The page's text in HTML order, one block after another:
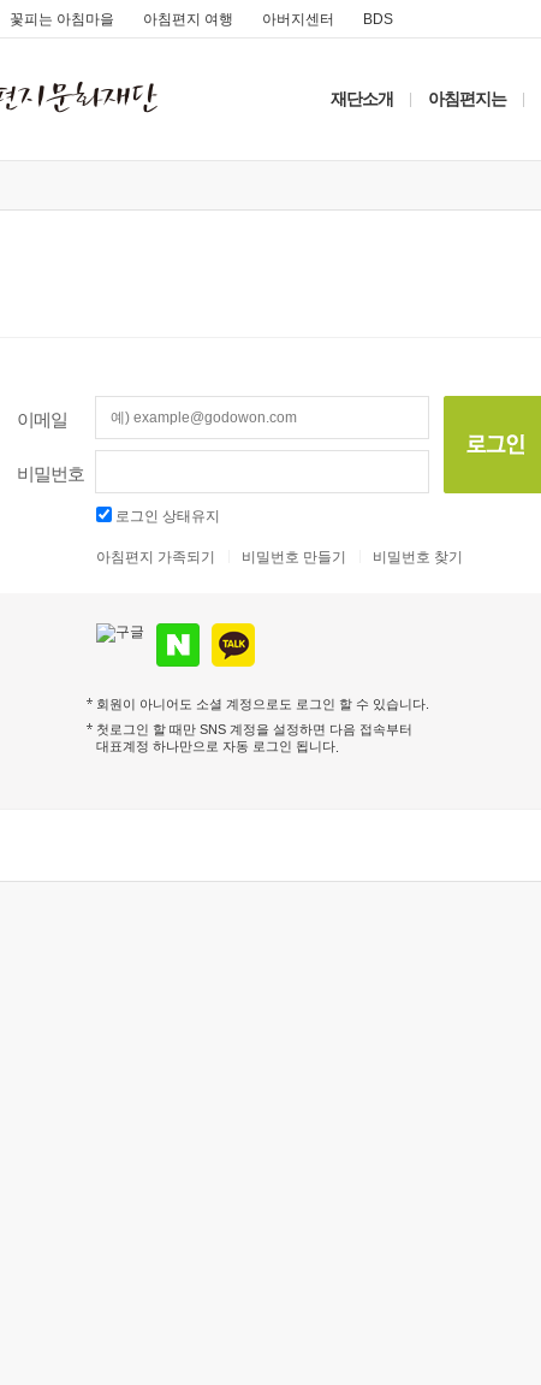
꽃피는 아침마을 아침편지 여행 아버지센터 BDS
재단소개 아침편지는
이메일
비밀번호
로그인 상태유지
아침편지 가족되기 비밀번호 만들기 비밀번호 찾기
회원이 아니어도 소셜 계정으로도 로그인 할 수 있습니다.
첫로그인 할 때만 SNS 계정을 설정하면 다음 접속부터
대표계정 하나만으로 자동 로그인 됩니다